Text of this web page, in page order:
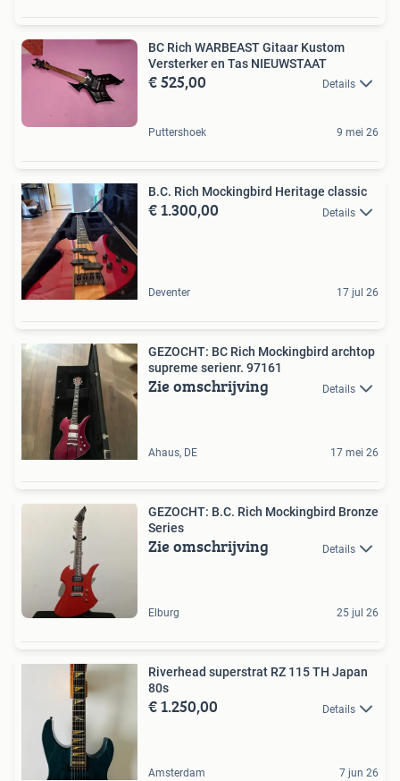
BC Rich WARBEAST Gitaar Kustom
Versterker en Tas NIEUWSTAAT
€ 525,00 Details
Puttershoek 9 mei 26
B.C. Rich Mockingbird Heritage classic
€ 1.300,00 Details
Deventer 17 jul 26
GEZOCHT: BC Rich Mockingbird archtop
supreme serienr. 97161
Zie omschrijving Details
Ahaus, DE 17 mei 26
GEZOCHT: B.C. Rich Mockingbird Bronze
Series
Zie omschrijving Details
Elburg 25 jul 26
Riverhead superstrat RZ 115 TH Japan
80s
€ 1.250,00 Details
Amsterdam 7 jun 26